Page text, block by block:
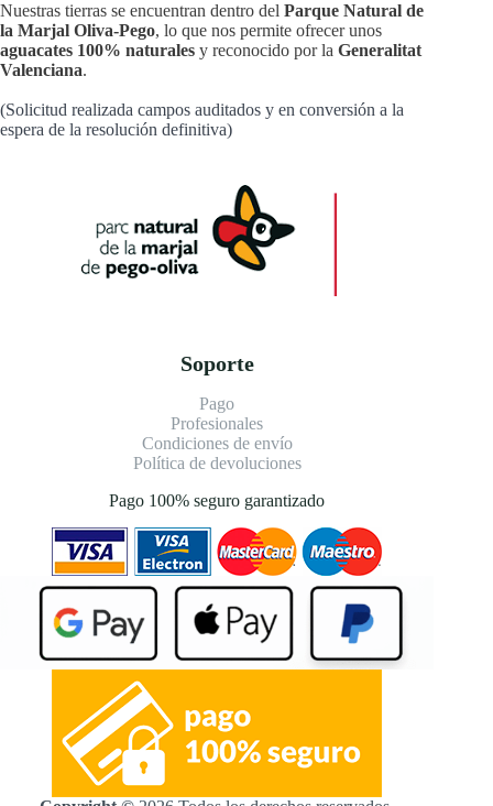
Nuestras tierras se encuentran dentro del Parque Natural de
la Marjal Oliva-Pego, lo que nos permite ofrecer unos
aguacates 100% naturales y reconocido por la Generalitat
Valenciana.
(Solicitud realizada campos auditados y en conversión a la
espera de la resolución definitiva)
Soporte
Pago
Profesionales
Condiciones de envío
Política de devoluciones
Pago 100% seguro garantizado